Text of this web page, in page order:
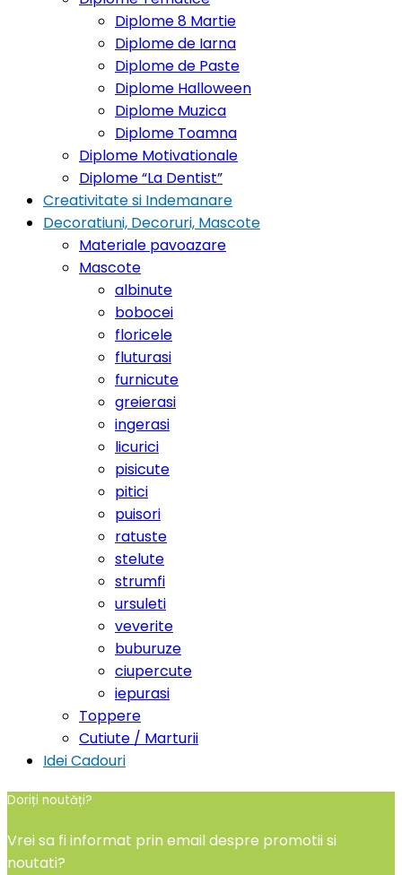
Diplome 8 Martie
Diplome de Iarna
Diplome de Paste
Diplome Halloween
Diplome Muzica
Diplome Toamna
Diplome Motivationale
Diplome “La Dentist”
Creativitate si Indemanare
Decoratiuni, Decoruri, Mascote
Materiale pavoazare
Mascote
albinute
bobocei
floricele
fluturasi
furnicute
greierasi
ingerasi
licurici
pisicute
pitici
puisori
ratuste
stelute
strumfi
ursuleti
veverite
buburuze
ciupercute
iepurasi
Toppere
Cutiute / Marturii
Idei Cadouri
Doriți noutăți?
Vrei sa fi informat prin email despre promotii si
noutati?